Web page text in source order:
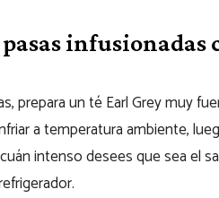
infusionadas
prepara un té Earl Grey muy
a temperatura ambiente,
intenso desees que sea el